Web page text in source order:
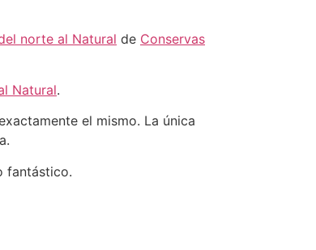
norte al Natural de Conservas
Natural.
el mismo. La única
fantástico.